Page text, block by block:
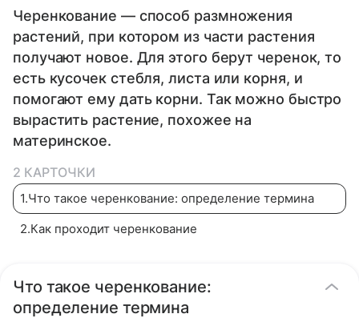
Черенкование — способ размножения
растений, при котором из части растения
получают новое. Для этого берут черенок, то
есть кусочек стебля, листа или корня, и
помогают ему дать корни. Так можно быстро
вырастить растение, похожее на
материнское.
2 КАРТОЧКИ
1.Что такое черенкование: определение термина
2.Как проходит черенкование
Что такое черенкование:
определение термина